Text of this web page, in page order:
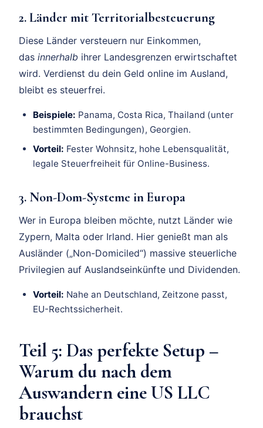
2. Länder mit Territorialbesteuerung
Diese Länder versteuern nur Einkommen,
das innerhalb ihrer Landesgrenzen erwirtschaftet
wird. Verdienst du dein Geld online im Ausland,
bleibt es steuerfrei.
Beispiele: Panama, Costa Rica, Thailand (unter
bestimmten Bedingungen), Georgien.
Vorteil: Fester Wohnsitz, hohe Lebensqualität,
legale Steuerfreiheit für Online-Business.
3. Non-Dom-Systeme in Europa
Wer in Europa bleiben möchte, nutzt Länder wie
Zypern, Malta oder Irland. Hier genießt man als
Ausländer („Non-Domiciled“) massive steuerliche
Privilegien auf Auslandseinkünfte und Dividenden.
Vorteil: Nahe an Deutschland, Zeitzone passt,
EU-Rechtssicherheit.
Teil 5: Das perfekte Setup –
Warum du nach dem
Auswandern eine US LLC
brauchst